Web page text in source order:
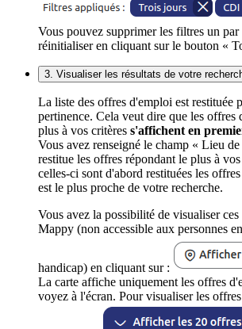
Vous pouvez supprimer les filtres un
réinitialiser en cliquant sur le bouton «
3. Visualiser les résultats de votre
La liste des offres d'emploi est restituée
pertinence. Cela veut dire que les offres
plus à vos critères s'affichent en
Vous avez renseigné le champ « Lieu
restitue les offres répondant le plus à
celles-ci sont d'abord restituées les
est le plus proche de votre recherche.
Vous avez la possibilité de visualiser
Mappy (non accessible aux personnes
handicap) en cliquant sur :
La carte affiche uniquement les offres
voyez à l'écran. Pour visualiser les